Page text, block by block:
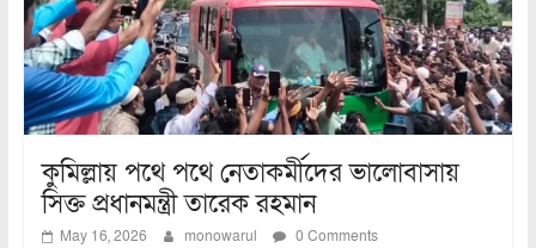
কুমিল্লায় পথে পথে নেতাকর্মীদের ভালোবাসায়
সিক্ত প্রধানমন্ত্রী তারেক রহমান
May 16, 2026 monowarul 0 Comments